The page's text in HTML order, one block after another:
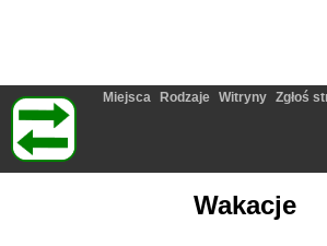
Miejsca Rodzaje Witryny Zgłoś
Wakacje